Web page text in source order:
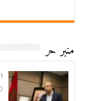
منبر حر